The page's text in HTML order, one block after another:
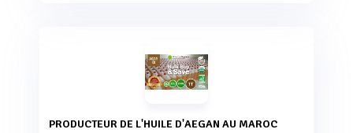
PRODUCTEUR DE L'HUILE D'AEGAN AU MAROC